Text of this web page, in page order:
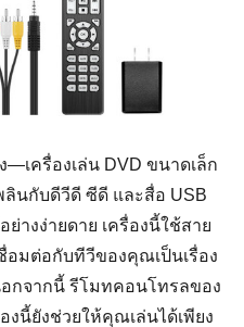
เครื่องเล่น DVD ขนาดเล็ก
ลินกับดีวีดี ซีดี และสื่อ USB
างง่ายดาย เครื่องนี้ใช้สาย
อมต่อกับทีวีของคุณเป็นเรื่อง
อกจากนี้ รีโมทคอนโทรลของ
งนี้ยังช่วยให้คุณเล่นได้เพียง